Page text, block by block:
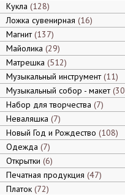
Кукла 128
Ложка сувенирная 16
Магнит 137
Майолика 29
Матрешка 512
Музыкальный инструмент 11
Музыкальный собор - макет 30
Набор для творчества 7
Неваляшка 7
Новый Год и Рождество 108
Одежда 7
Открытки 6
Печатная продукция 47
Платок 72